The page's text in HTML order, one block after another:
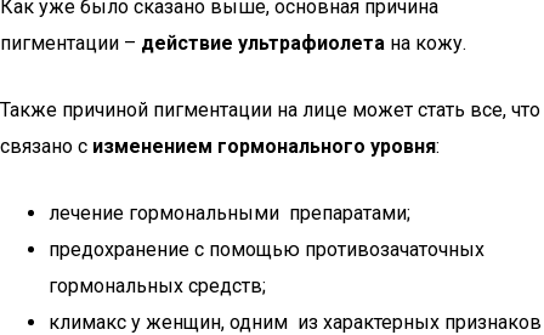
Как уже было сказано выше, основная причина
пигментации – действие ультрафиолета на кожу.
Также причиной пигментации на лице может стать все, что
связано с изменением гормонального уровня:
лечение гормональными препаратами;
предохранение с помощью противозачаточных
гормональных средств;
климакс у женщин, одним из характерных признаков